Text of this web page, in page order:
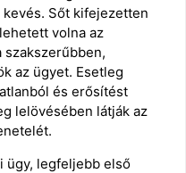
Sőt kifejezetten
volna az
szakszerűbben,
az ügyet. Esetleg
és erősítést
lelövésében látják az
ügy, legfeljebb első